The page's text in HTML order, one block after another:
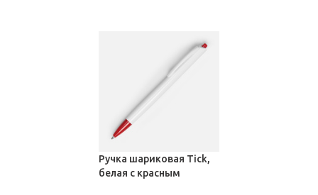
Ручка шариковая Tick,
белая с красным